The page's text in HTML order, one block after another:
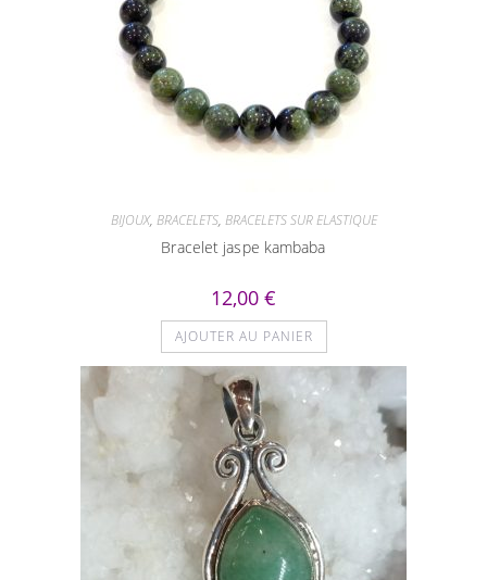
BIJOUX, BRACELETS, BRACELETS SUR ELASTIQUE
Bracelet jaspe kambaba
12,00 €
AJOUTER AU PANIER